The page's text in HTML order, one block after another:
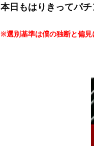
本日もはりきってパ
※選別基準は僕の独断と偏見